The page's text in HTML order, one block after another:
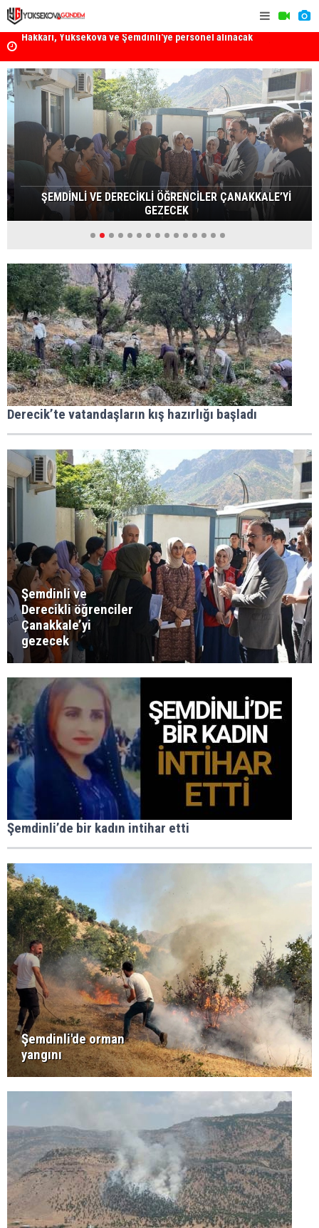
Yüksekova Ziraat Odası'ndan Yangınlara Karşı Duyarlılık
Çağrısı
ŞEMDİNLİ VE DERECİKLİ ÖĞRENCİLER ÇANAKKALE’Yİ
GEZECEK
Derecik’te vatandaşların kış hazırlığı başladı
Şemdinli ve
Derecikli öğrenciler
Çanakkale’yi
gezecek
Şemdinli’de bir kadın intihar etti
Şemdinli'de orman
yangını